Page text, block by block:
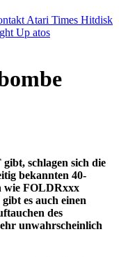
Atari Times Hitdisk
Up atos
gibt, schlagen sich die
bekannten 40-
wie FOLDRxxx
es auch einen
des
unwahrscheinlich